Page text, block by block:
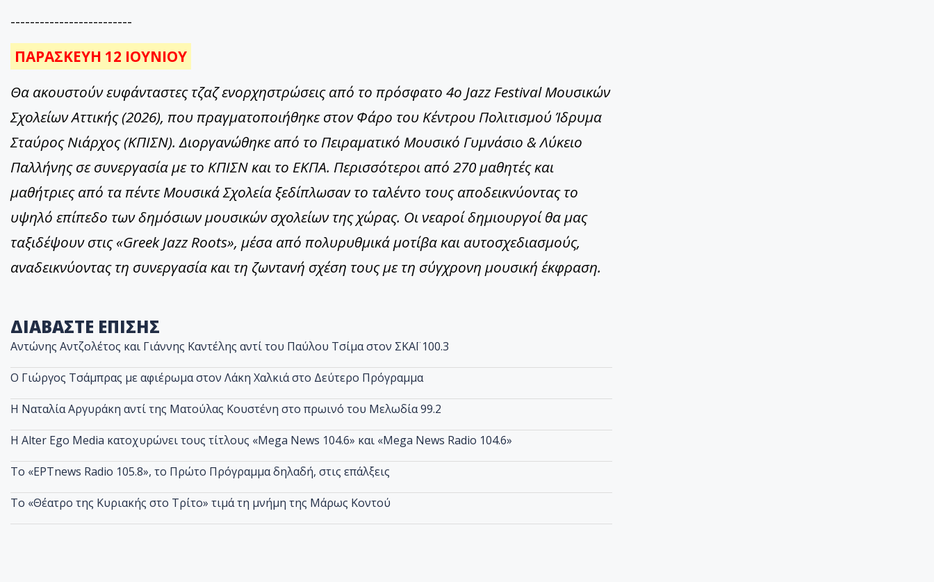
-------------------------
ΠΑΡΑΣΚΕΥΗ 12 ΙΟΥΝΙΟΥ
Θα ακουστούν ευφάνταστες τζαζ ενορχηστρώσεις από το πρόσφατο 4ο Jazz Festival Μουσικών
Σχολείων Αττικής (2026), που πραγματοποιήθηκε στον Φάρο του Κέντρου Πολιτισμού Ίδρυμα
Σταύρος Νιάρχος (ΚΠΙΣΝ). Διοργανώθηκε από το Πειραματικό Μουσικό Γυμνάσιο & Λύκειο
Παλλήνης σε συνεργασία με το ΚΠΙΣΝ και το ΕΚΠΑ. Περισσότεροι από 270 μαθητές και
μαθήτριες από τα πέντε Μουσικά Σχολεία ξεδίπλωσαν το ταλέντο τους αποδεικνύοντας το
υψηλό επίπεδο των δημόσιων μουσικών σχολείων της χώρας. Οι νεαροί δημιουργοί θα μας
ταξιδέψουν στις «Greek Jazz Roots», μέσα από πολυρυθμικά μοτίβα και αυτοσχεδιασμούς,
αναδεικνύοντας τη συνεργασία και τη ζωντανή σχέση τους με τη σύγχρονη μουσική έκφραση.
ΔΙΑΒΑΣΤΕ ΕΠΙΣΗΣ
Αντώνης Αντζολέτος και Γιάννης Καντέλης αντί του Παύλου Τσίμα στον ΣΚΑΪ 100.3
O Γιώργος Τσάμπρας με αφιέρωμα στον Λάκη Χαλκιά στο Δεύτερο Πρόγραμμα
Η Ναταλία Αργυράκη αντί της Ματούλας Κουστένη στο πρωινό του Μελωδία 99.2
Η Alter Ego Media κατοχυρώνει τους τίτλους «Mega News 104.6» και «Mega News Radio 104.6»
Το «ΕΡΤnews Radio 105.8», το Πρώτο Πρόγραμμα δηλαδή, στις επάλξεις
Το «Θέατρο της Κυριακής στο Τρίτο» τιμά τη μνήμη της Μάρως Κοντού